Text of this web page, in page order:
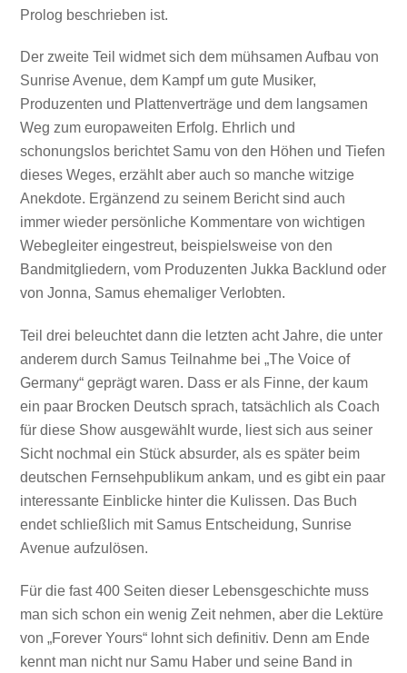
Prolog beschrieben ist.
Der zweite Teil widmet sich dem mühsamen Aufbau von
Sunrise Avenue, dem Kampf um gute Musiker,
Produzenten und Plattenverträge und dem langsamen
Weg zum europaweiten Erfolg. Ehrlich und
schonungslos berichtet Samu von den Höhen und Tiefen
dieses Weges, erzählt aber auch so manche witzige
Anekdote. Ergänzend zu seinem Bericht sind auch
immer wieder persönliche Kommentare von wichtigen
Webegleiter eingestreut, beispielsweise von den
Bandmitgliedern, vom Produzenten Jukka Backlund oder
von Jonna, Samus ehemaliger Verlobten.
Teil drei beleuchtet dann die letzten acht Jahre, die unter
anderem durch Samus Teilnahme bei „The Voice of
Germany“ geprägt waren. Dass er als Finne, der kaum
ein paar Brocken Deutsch sprach, tatsächlich als Coach
für diese Show ausgewählt wurde, liest sich aus seiner
Sicht nochmal ein Stück absurder, als es später beim
deutschen Fernsehpublikum ankam, und es gibt ein paar
interessante Einblicke hinter die Kulissen. Das Buch
endet schließlich mit Samus Entscheidung, Sunrise
Avenue aufzulösen.
Für die fast 400 Seiten dieser Lebensgeschichte muss
man sich schon ein wenig Zeit nehmen, aber die Lektüre
von „Forever Yours“ lohnt sich definitiv. Denn am Ende
kennt man nicht nur Samu Haber und seine Band in